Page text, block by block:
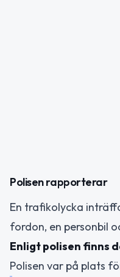
Polisen rapporterar
En trafikolycka
fordon, en personbil
Enligt polisen finns
Polisen var på plats